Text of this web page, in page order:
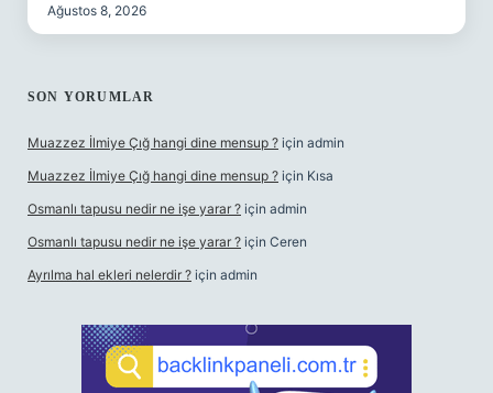
Ağustos 8, 2026
SON YORUMLAR
Muazzez İlmiye Çığ hangi dine mensup ? için admin
Muazzez İlmiye Çığ hangi dine mensup ? için Kısa
Osmanlı tapusu nedir ne işe yarar ? için admin
Osmanlı tapusu nedir ne işe yarar ? için Ceren
Ayrılma hal ekleri nelerdir ? için admin